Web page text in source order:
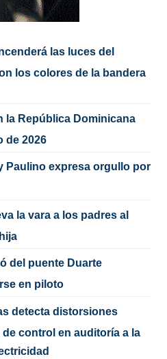
las luces del
los colores de la bandera
la República Dominicana
de 2026
Paulino expresa orgullo por
la vara a los padres al
del puente Duarte
en piloto
detecta distorsiones
control en auditoría a la